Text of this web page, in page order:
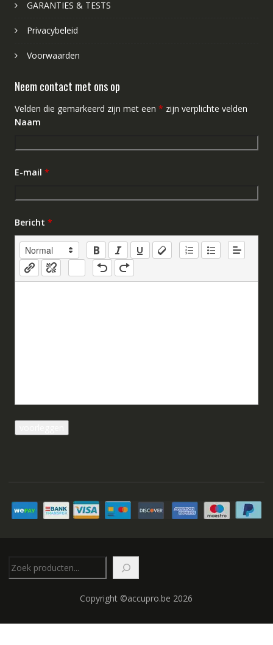
GARANTIES & TESTS
Privacybeleid
Voorwaarden
Neem contact met ons op
Velden die gemarkeerd zijn met een * zijn verplichte velden
Naam
E-mail *
Bericht *
Copyright ©accupro.be 2026